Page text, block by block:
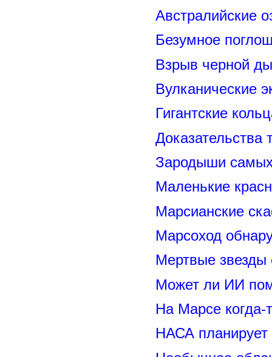
Австралийские
Безумное
Взрыв черной
Вулканические
Гигантские
Доказательства
Зародыши самых
Маленькие
Марсианские
Марсоход
Мертвые
Может ли ИИ
На Марсе когда-
НАСА